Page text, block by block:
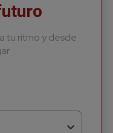
tu ritmo y desde